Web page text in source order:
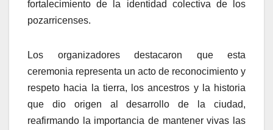
fortalecimiento de la identidad colectiva de los
pozarricenses.
Los organizadores destacaron que esta
ceremonia representa un acto de reconocimiento y
respeto hacia la tierra, los ancestros y la historia
que dio origen al desarrollo de la ciudad,
reafirmando la importancia de mantener vivas las